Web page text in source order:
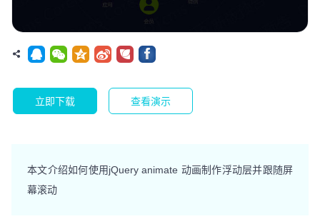
立即下载 查看演示
本文介绍如何使用jQuery animate 动画制作浮动层并跟随屏
幕滚动